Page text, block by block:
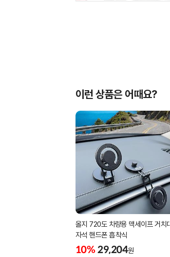
이런 상품은 어때요?
올지 720도 차량용 맥세이프 거치
자석 핸드폰 흡착식
10% 29,204원